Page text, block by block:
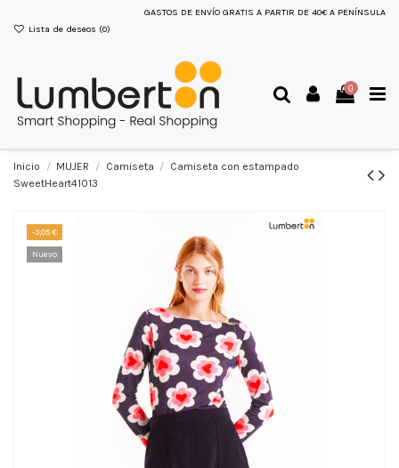
GASTOS DE ENVÍO GRATIS A PARTIR DE 40€ A PENÍNSULA
Lista de deseos (0)
0
Inicio MUJER Camiseta
Camiseta con estampado
SweetHeart41013
-3,05 €
Nuevo